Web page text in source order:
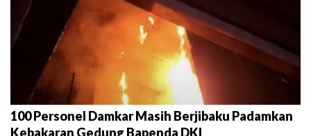
100 Personel Damkar Masih Berjibaku Padamkan
Kebakaran Gedung Bapenda DKI